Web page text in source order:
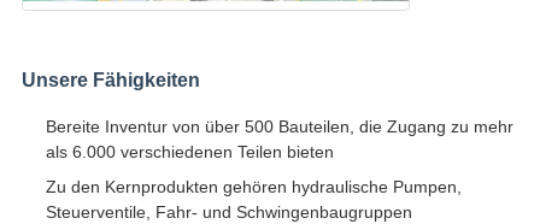
Unsere Fähigkeiten
Bereite Inventur von über 500 Bauteilen, die Zugang zu mehr
als 6.000 verschiedenen Teilen bieten
Zu den Kernprodukten gehören hydraulische Pumpen,
Steuerventile, Fahr- und Schwingenbaugruppen